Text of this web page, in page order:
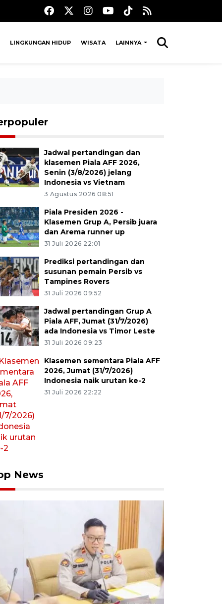
LINGKUNGAN HIDUP WISATA LAINNYA
Jadwal pertandingan dan
klasemen Piala AFF 2026,
Senin (3/8/2026) jelang
Indonesia vs Vietnam
3 Agustus 2026 08:51
Piala Presiden 2026 -
Klasemen Grup A, Persib juara
dan Arema runner up
31 Juli 2026 22:01
Prediksi pertandingan dan
susunan pemain Persib vs
Tampines Rovers
31 Juli 2026 09:52
Jadwal pertandingan Grup A
Piala AFF, Jumat (31/7/2026)
ada Indonesia vs Timor Leste
31 Juli 2026 09:23
Klasemen sementara Piala AFF
2026, Jumat (31/7/2026)
Indonesia naik urutan ke-2
31 Juli 2026 22:22
News